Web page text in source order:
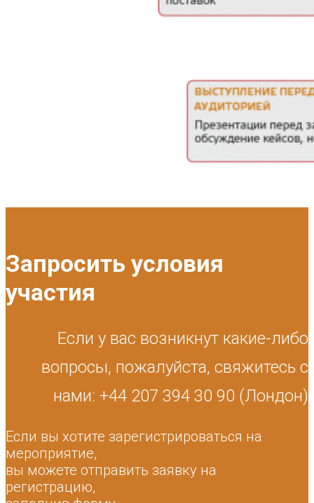
Запросить условия
участия
Если у вас возникнут какие-либо
вопросы, пожалуйста, свяжитесь с
нами: +44 207 394 30 90 (Лондон)
Если вы хотите зарегистрироваться на
мероприятие,
вы можете отправить заявку на
регистрацию,